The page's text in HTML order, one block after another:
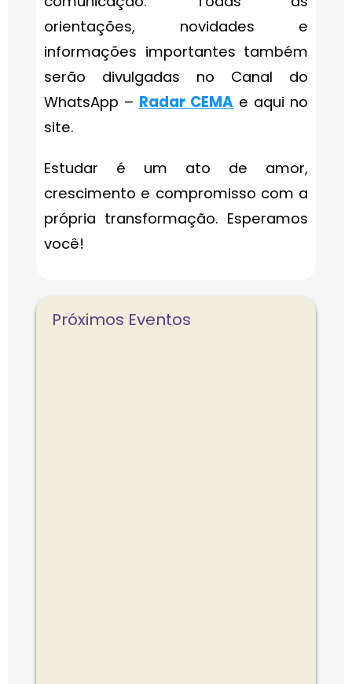
Próximos Eventos
orientações, novidades e
informações importantes também
serão divulgadas no Canal do
WhatsApp – Radar CEMA e aqui no
site.
Estudar é um ato de amor,
crescimento e compromisso com a
própria transformação. Esperamos
você!